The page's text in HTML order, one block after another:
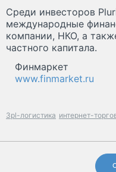
Среди инвесторов
международные
компании, НКО, а
частного капитала.
Финмаркет
www.finmarket.ru
3pl-логистика интернет-